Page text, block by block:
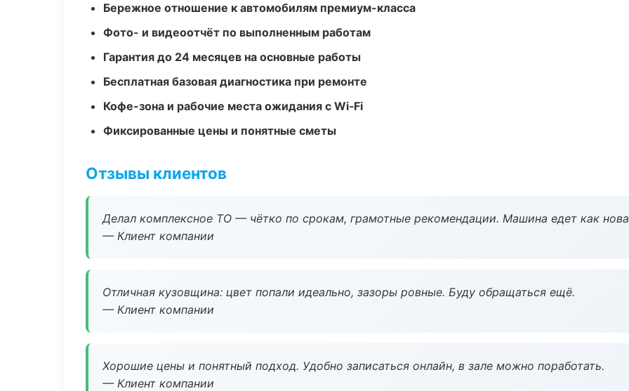
Бережное отношение к автомобилям премиум-класса
Фото- и видеоотчёт по выполненным работам
Гарантия до 24 месяцев на основные работы
Бесплатная базовая диагностика при ремонте
Кофе-зона и рабочие места ожидания с Wi‑Fi
Фиксированные цены и понятные сметы
Отзывы клиентов
Делал комплексное ТО — чётко по срокам, грамотные рекомендации. Машина едет как
— Клиент компании
Отличная кузовщина: цвет попали идеально, зазоры ровные. Буду обращаться ещё.
— Клиент компании
Хорошие цены и понятный подход. Удобно записаться онлайн, в зале можно поработать.
— Клиент компании